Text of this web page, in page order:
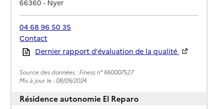
66360-Nyer
04 68 96 50 35
Contact
Rapport HAS
Dernier rapport d'évaluation de la qualité
Source des données : Finess n° 660007527
Mis à jour le : 08/09/2024
Résidence autonomie El Reparo